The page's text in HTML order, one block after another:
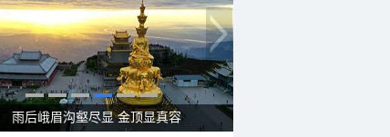
雨后峨眉沟壑尽显 金顶显真容